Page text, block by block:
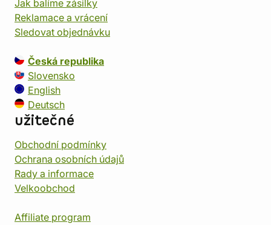
Jak balíme zásilky
Reklamace a vrácení
Sledovat objednávku
Česká republika
Slovensko
English
Deutsch
užitečné
Obchodní podmínky
Ochrana osobních údajů
Rady a informace
Velkoobchod
Affiliate program